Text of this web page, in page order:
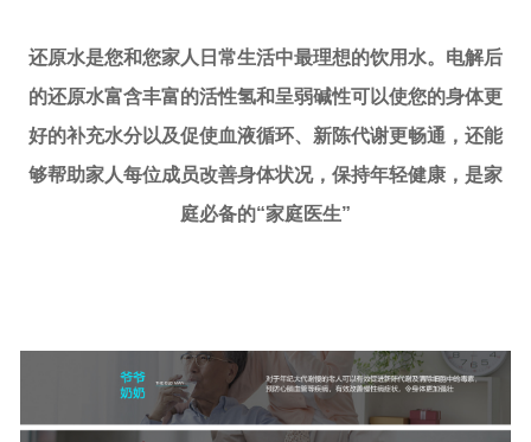
还原水是您和您家人日常生活中最理想的饮用水。电解后
的还原水富含丰富的活性氢和呈弱碱性可以使您的身体更
好的补充水分以及促使血液循环、新陈代谢更畅通，还能
够帮助家人每位成员改善身体状况，保持年轻健康，是家
庭必备的“家庭医生”